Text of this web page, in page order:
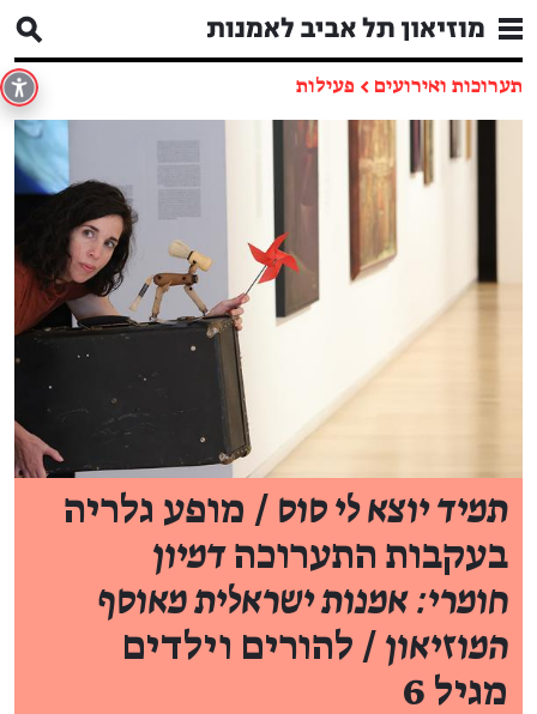
תערוכות ואירועים ← פעילות
תמיד יוצא לי סוס / מופע גלריה
בעקבות התערוכהדמיון
חומרי: אמנות ישראלית מאוסף
המוזיאון / להורים וילדים
מגיל 6